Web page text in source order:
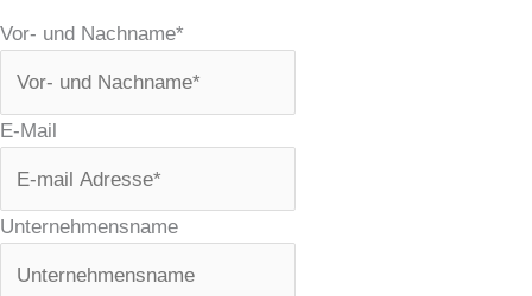
Vor- und Nachname*
E-Mail
Unternehmensname